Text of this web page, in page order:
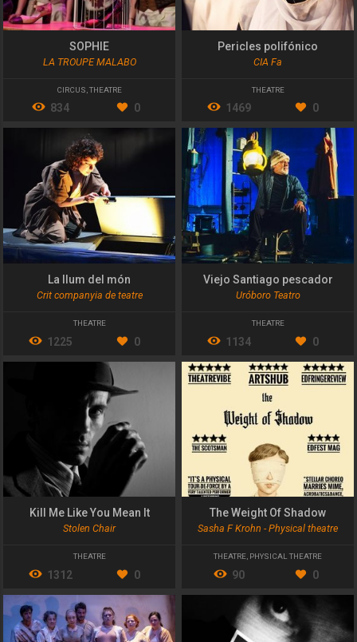
SOPHIE
LA TROUPE MALABO
CIRCUS THEATRE
834 0
Pericles polifónico
CIA Fa
THEATRE
1469 0
La llum del món
Crit companyia de teatre
THEATRE
1225 0
Viejo Santiago pescador
Uróboro Teatro
THEATRE
1134 0
Kill Me Like You Mean It
Stolen Chair
THEATRE
1312 0
The Weight Of Shadow
Sasha F Krohn - Physical theatre
THEATRE, PHYSICAL THEATRE
90 0